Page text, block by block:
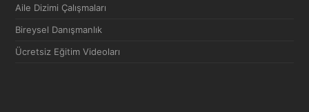
Aile Dizimi Çalışmaları
Bireysel Danışmanlık
Ücretsiz Eğitim Videoları